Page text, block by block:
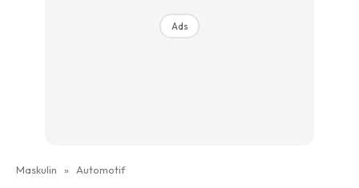
Ads
Maskulin » Automotif